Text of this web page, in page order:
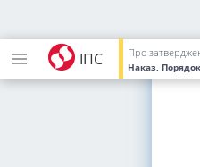
ІПС Про
Наказ, Порядок